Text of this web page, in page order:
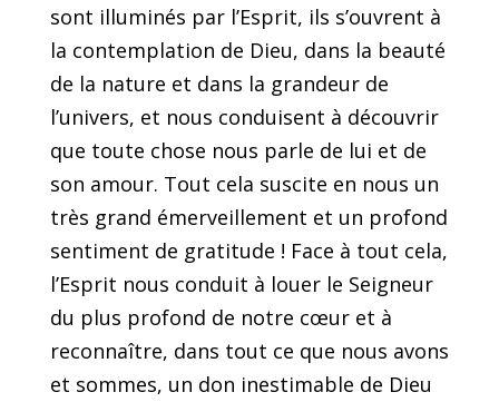
sont illuminés par l’Esprit, ils s’ouvrent à
la contemplation de Dieu, dans la beauté
de la nature et dans la grandeur de
l’univers, et nous conduisent à découvrir
que toute chose nous parle de lui et de
son amour. Tout cela suscite en nous un
très grand émerveillement et un profond
sentiment de gratitude ! Face à tout cela,
l’Esprit nous conduit à louer le Seigneur
du plus profond de notre cœur et à
reconnaître, dans tout ce que nous avons
et sommes, un don inestimable de Dieu